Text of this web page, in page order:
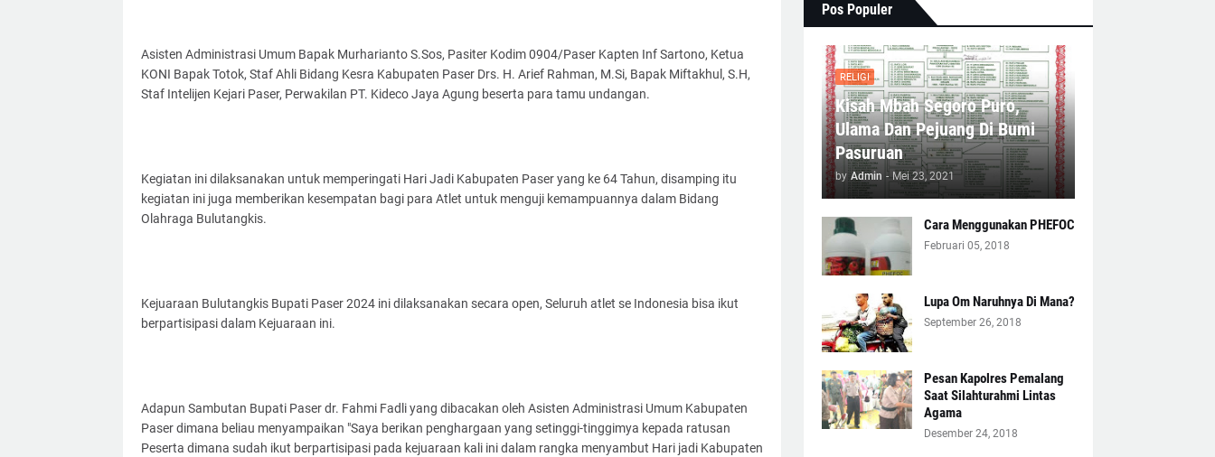
Asisten Administrasi Umum Bapak Murharianto S.Sos, Pasiter Kodim 0904/Paser Kapten Inf Sartono, Ketua
KONI Bapak Totok, Staf Ahli Bidang Kesra Kabupaten Paser Drs. H. Arief Rahman, M.Si, Bapak Miftakhul, S.H,
Staf Intelijen Kejari Paser, Perwakilan PT. Kideco Jaya Agung beserta para tamu undangan.
Kegiatan ini dilaksanakan untuk memperingati Hari Jadi Kabupaten Paser yang ke 64 Tahun, disamping itu
kegiatan ini juga memberikan kesempatan bagi para Atlet untuk menguji kemampuannya dalam Bidang
Olahraga Bulutangkis.
Kejuaraan Bulutangkis Bupati Paser 2024 ini dilaksanakan secara open, Seluruh atlet se Indonesia bisa ikut
berpartisipasi dalam Kejuaraan ini.
Adapun Sambutan Bupati Paser dr. Fahmi Fadli yang dibacakan oleh Asisten Administrasi Umum Kabupaten
Paser dimana beliau menyampaikan "Saya berikan penghargaan yang setinggi-tinggimya kepada ratusan
Peserta dimana sudah ikut berpartisipasi pada kejuaraan kali ini dalam rangka menyambut Hari jadi Kabupaten
Pos Populer
RELIGI
Kisah Mbah Segoro Puro,
Ulama Dan Pejuang Di Bumi
Pasuruan
by Admin - Mei 23, 2021
Cara Menggunakan PHEFOC
Februari 05, 2018
Lupa Om Naruhnya Di Mana?
September 26, 2018
Pesan Kapolres Pemalang
Saat Silahturahmi Lintas
Agama
Desember 24, 2018